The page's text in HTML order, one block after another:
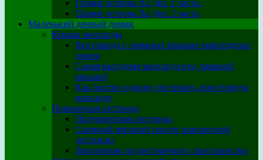
Пляжи острова Ла Диг. 1 часть.
Пляжи острова Ла Диг. 2 часть
Маленький дачный домик
Крыша мансарды
Вся правда о ломаных крышах мансардных
домов
Самая выгодная мансарда под ломаной
крышей
Как быстро одному построить просторную
мансарду
Поворотная лестница
Полувинтовая лестница
Съемный верхний пролет поворотной
лестницы
Заполнение подлестничного пространства